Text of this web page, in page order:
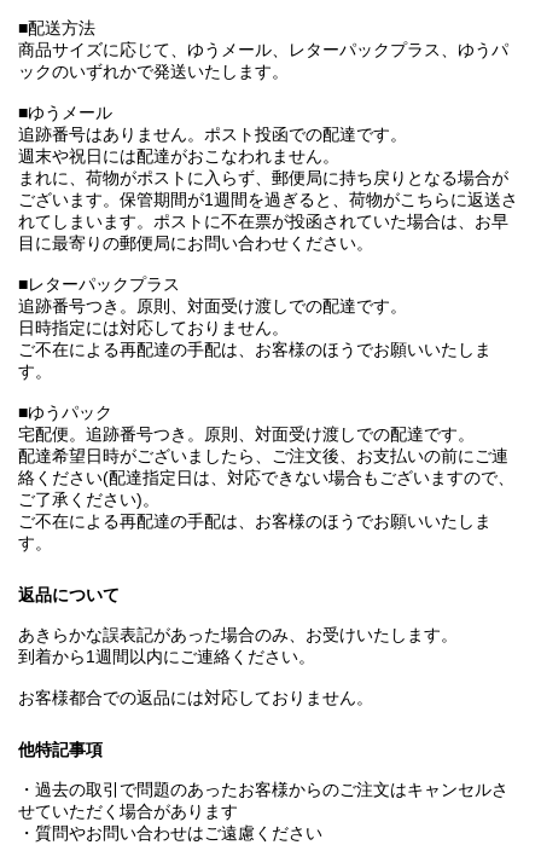
■配送方法
商品サイズに応じて、ゆうメール、レターパックプラス、ゆうパ
ックのいずれかで発送いたします。
■ゆうメール
追跡番号はありません。ポスト投函での配達です。
週末や祝日には配達がおこなわれません。
まれに、荷物がポストに入らず、郵便局に持ち戻りとなる場合が
ございます。保管期間が1週間を過ぎると、荷物がこちらに返送さ
れてしまいます。ポストに不在票が投函されていた場合は、お早
目に最寄りの郵便局にお問い合わせください。
■レターパックプラス
追跡番号つき。原則、対面受け渡しでの配達です。
日時指定には対応しておりません。
ご不在による再配達の手配は、お客様のほうでお願いいたしま
す。
■ゆうパック
宅配便。追跡番号つき。原則、対面受け渡しでの配達です。
配達希望日時がございましたら、ご注文後、お支払いの前にご連
絡ください(配達指定日は、対応できない場合もございますので、
ご了承ください)。
ご不在による再配達の手配は、お客様のほうでお願いいたしま
す。
返品について
あきらかな誤表記があった場合のみ、お受けいたします。
到着から1週間以内にご連絡ください。
お客様都合での返品には対応しておりません。
他特記事項
・過去の取引で問題のあったお客様からのご注文はキャンセルさ
せていただく場合があります
・質問やお問い合わせはご遠慮ください